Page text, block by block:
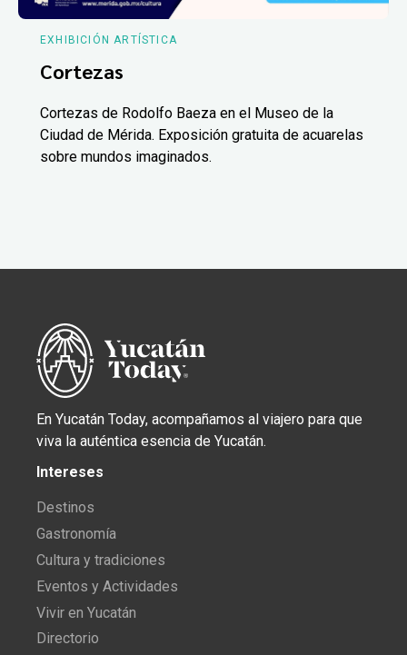
EXHIBICIÓN ARTÍSTICA
Cortezas
Cortezas de Rodolfo Baeza en el Museo de la
Ciudad de Mérida. Exposición gratuita de acuarelas
sobre mundos imaginados.
En Yucatán Today, acompañamos al viajero para que
viva la auténtica esencia de Yucatán.
Intereses
Destinos
Gastronomía
Cultura y tradiciones
Eventos y Actividades
Vivir en Yucatán
Directorio